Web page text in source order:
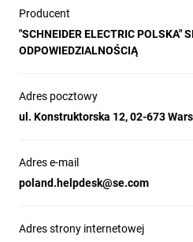
Producent
"SCHNEIDER ELECTRIC POLSKA"
ODPOWIEDZIALNOŚCIĄ
Adres pocztowy
ul. Konstruktorska 12, 02-673
Adres e-mail
poland.helpdesk@se.com
Adres strony internetowej